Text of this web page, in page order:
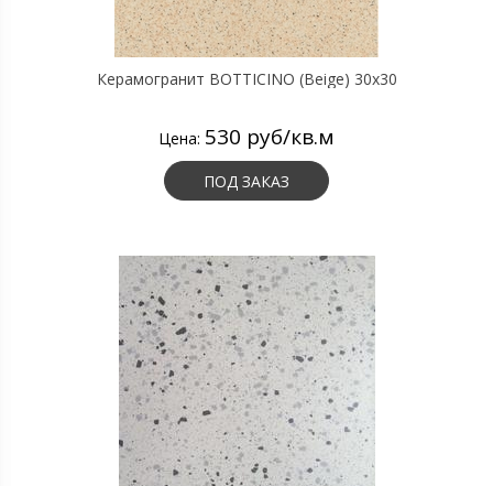
Керамогранит BOTTICINO (Beige) 30х30
Цена: 530 руб/кв.м
ПОД ЗАКАЗ